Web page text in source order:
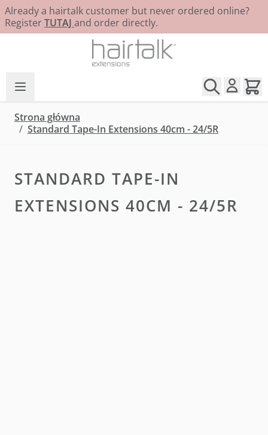
Already a hairtalk customer but never ordered online?
RegisterTUTAJ and order directly.
Strona główna
/ Standard Tape-In Extensions 40cm - 24/5R
STANDARD TAPE-IN
EXTENSIONS 40CM - 24/5R